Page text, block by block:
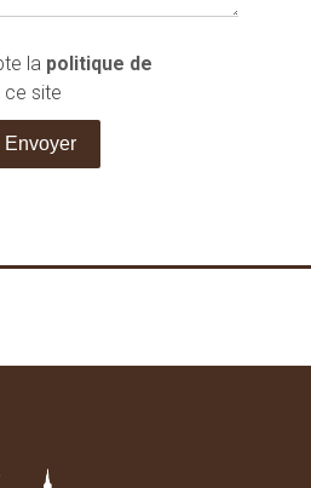
la politique de
ce site
Envoyer